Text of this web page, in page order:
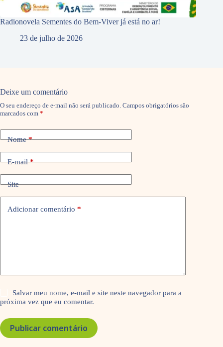
Radionovela Sementes do Bem-Viver já está no ar!
23 de julho de 2026
Deixe um comentário
O seu endereço de e-mail não será publicado. Campos obrigatórios são
marcados com *
Nome*
E-mail*
Site
Adicionar comentário *
Salvar meu nome, e-mail e site neste navegador para a
próxima vez que eu comentar.
Publicar comentário